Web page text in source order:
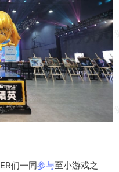
ER们一同参与至小游戏之